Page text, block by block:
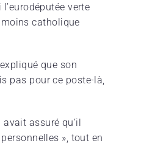
verte
catholique
que son
pas pour ce poste-là,
assuré qu’il
», tout en